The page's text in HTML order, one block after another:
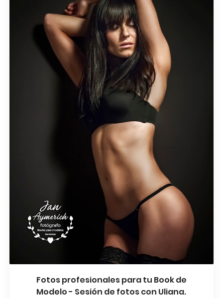
Fotos profesionales para tu Book de
Modelo - Sesión de fotos con Uliana.